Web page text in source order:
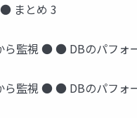
まとめ 3
ら監視 ● ● DBのパフォ
ら監視 ● ● DBのパフォ